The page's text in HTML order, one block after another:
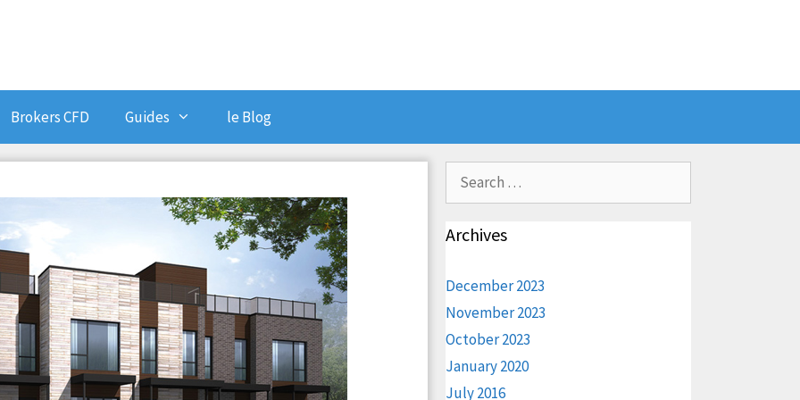
Brokers CFD Guides le Blog
for:
Archives
December 2023
November 2023
October 2023
January 2020
July 2016